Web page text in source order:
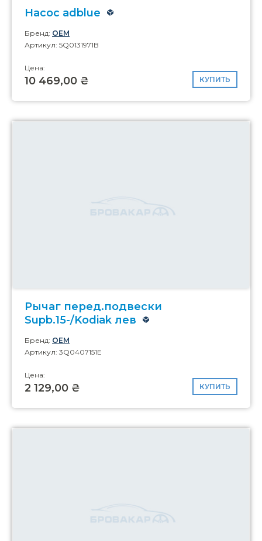
Насос adblue
Бренд: OEM
Артикул: 5Q0131971B
Цена:
10 469,00 ₴ КУПИТЬ
Рычаг перед.подвески
Supb.15-/Kodiak лев
Бренд: OEM
Артикул: 3Q0407151E
Цена:
2 129,00 ₴ КУПИТЬ